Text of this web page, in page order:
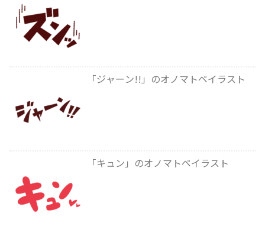
「ジャーン!!」のオノマトペイラスト
「キュン」のオノマトペイラスト